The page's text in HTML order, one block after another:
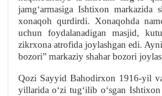
jamgʻarmasiga Ishtixon
xonaqoh qurdirdi. Xonaqohda
uchun foydalanadigan masjid,
zikrxona atrofida joylashgan edi.
bozori” markaziy shahar bozori
Qozi Sayyid Bahodirxon 1916-yil
yillarida oʻzi tugʻilib oʻsgan